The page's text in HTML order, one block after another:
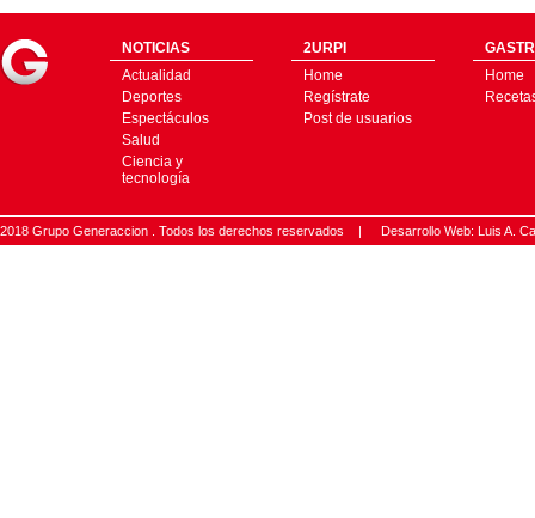
NOTICIAS
Actualidad
Deportes
Espectáculos
Salud
Ciencia y
tecnología
2URPI
Home
Regístrate
Post de usuarios
Home
2018 Grupo Generaccion . Todos los derechos reservados | Desarrollo Web: Luis